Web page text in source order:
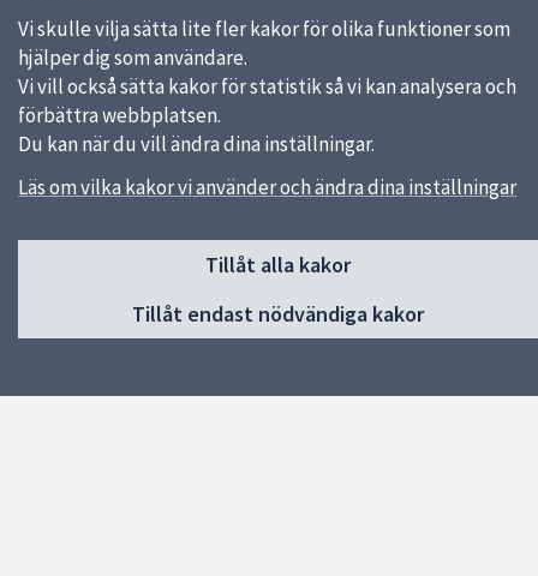
Vi skulle vilja sätta lite fler kakor för olika funktioner som
hjälper dig som användare.
Vi vill också sätta kakor för statistik så vi kan analysera och
förbättra webbplatsen.
Du kan när du vill ändra dina inställningar.
Läs om vilka kakor vi använder och ändra dina inställningar
Tillåt alla kakor
Tillåt endast nödvändiga kakor
Sidfot
Huvudmeny
Start
Verksamhet & pedagogik
Snabblänkar